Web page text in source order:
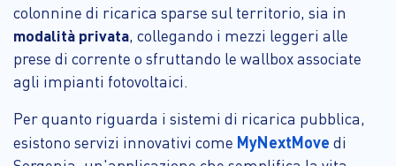
colonnine di ricarica sparse sul territorio, sia in
modalità privata, collegando i mezzi leggeri alle
prese di corrente o sfruttando le wallbox associate
agli impianti fotovoltaici.
Per quanto riguarda i sistemi di ricarica pubblica,
esistono servizi innovativi come MyNextMove di